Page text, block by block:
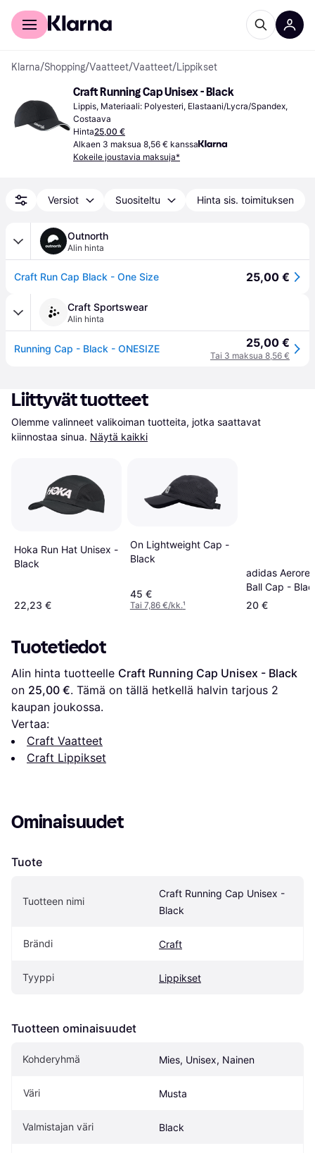
Kuluttajille
Klarna/Shopping/Vaatteet/Vaatteet/Lippikset
Craft Running Cap Unisex - Black
Lippis, Materiaali: Polyesteri, Elastaani/Lycra/Spandex,
Costaava
Hinta25,00 €
Alkaen 3 maksua 8,56 € kanssa
Kokeile joustavia maksuja*
Versiot Suositeltu Hinta sis. toimituksen
Outnorth
Alin hinta
Craft Run Cap Black - One Size 25,00 €
Craft Sportswear
Alin hinta
Running Cap - Black - ONESIZE 25,00 €
Tai 3 maksua 8,56 €
Liittyvät tuotteet
Olemme valinneet valikoiman tuotteita, jotka saattavat
kiinnostaa sinua. Näytä kaikki
Hoka Run Hat Unisex -
Black
22,23 €
On Lightweight Cap -
Black
45 €
Tai 7,86 €/kk.¹
adidas
Ball Cap -
20 €
Tuotetiedot
Alin hinta tuotteelle Craft Running Cap Unisex - Black
on 25,00 €. Tämä on tällä hetkellä halvin tarjous 2
kaupan joukossa.
Vertaa:
Craft Vaatteet
Craft Lippikset
Ominaisuudet
Tuote
Tuotteen nimi
Craft Running Cap Unisex -
Black
Brändi Craft
Tyyppi Lippikset
Tuotteen ominaisuudet
Kohderyhmä Mies, Unisex, Nainen
Väri Musta
Valmistajan väri Black